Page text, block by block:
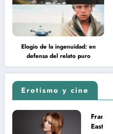
Elogio de la ingenuidad: en
defensa del relato puro
Erotismo y cine